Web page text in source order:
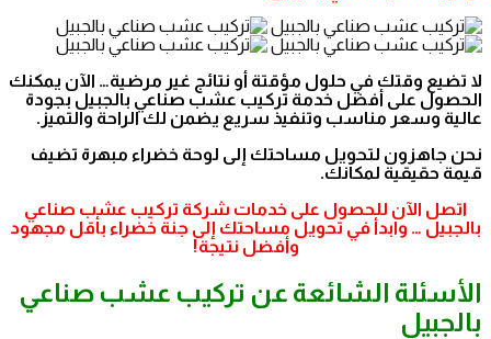
لا تضيع وقتك في حلول مؤقتة أو نتائج غير مرضية… الآن يمكنك
الحصول على أفضل خدمة تركيب عشب صناعي بالجبيل بجودة
عالية وسعر مناسب وتنفيذ سريع يضمن لك الراحة والتميز.
نحن جاهزون لتحويل مساحتك إلى لوحة خضراء مبهرة تضيف
قيمة حقيقية لمكانك.
اتصل الآن للحصول على خدمات شركة تركيب عشب صناعي
بالجبيل … وابدأ في تحويل مساحتك إلى جنة خضراء بأقل مجهود
وأفضل نتيجة!
الأسئلة الشائعة عن تركيب عشب صناعي
بالجبيل